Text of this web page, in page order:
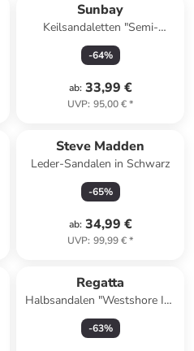
Sunbay
Keilsandaletten "Semi-
Compensees" in Schwarz
-64%
ab: 33,99 €
UVP: 95,00 €*
Steve Madden
Leder-Sandalen in Schwarz
-65%
ab: 34,99 €
UVP: 99,99 €*
Regatta
Halbsandalen "Westshore IV"
in Taupe
-63%